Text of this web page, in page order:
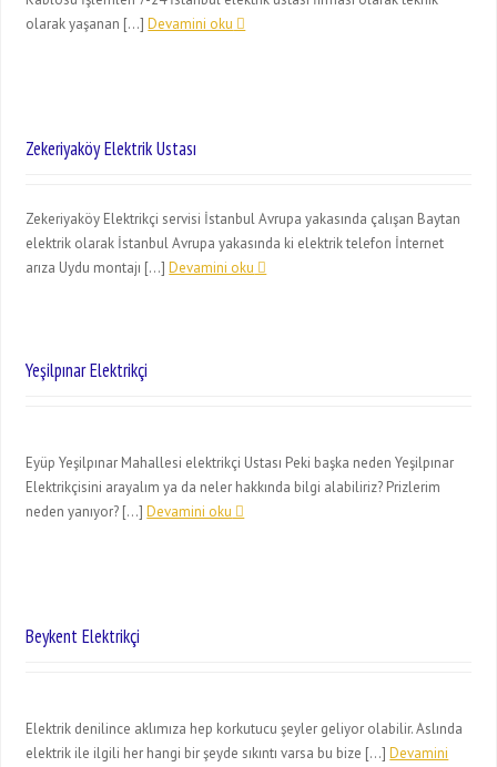
olarak yaşanan […]Devamini oku
Zekeriyaköy Elektrik Ustası
Zekeriyaköy Elektrikçi servisi İstanbul Avrupa yakasında çalışan Baytan
elektrik olarak İstanbul Avrupa yakasında ki elektrik telefon İnternet
arıza Uydu montajı […]Devamini oku
Yeşilpınar Elektrikçi
Eyüp Yeşilpınar Mahallesi elektrikçi Ustası Peki başka neden Yeşilpınar
Elektrikçisini arayalım ya da neler hakkında bilgi alabiliriz? Prizlerim
neden yanıyor? […]Devamini oku
Beykent Elektrikçi
Elektrik denilince aklımıza hep korkutucu şeyler geliyor olabilir. Aslında
elektrik ile ilgili her hangi bir şeyde sıkıntı varsa bu bize […]Devamini